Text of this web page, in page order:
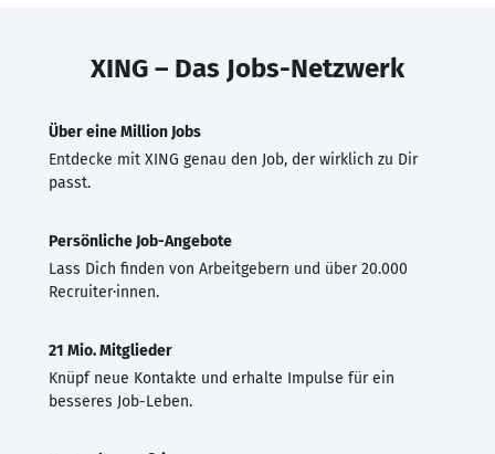
XING – Das Jobs-Netzwerk
Über eine Million Jobs
Entdecke mit XING genau den Job, der wirklich zu Dir
passt.
Persönliche Job-Angebote
Lass Dich finden von Arbeitgebern und über 20.000
Recruiter·innen.
21 Mio. Mitglieder
Knüpf neue Kontakte und erhalte Impulse für ein
besseres Job-Leben.